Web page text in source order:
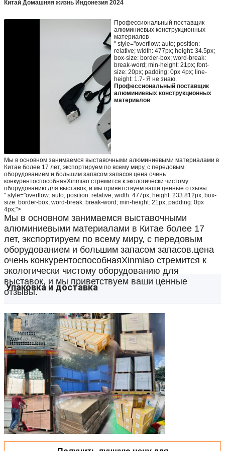
Китай Домашняя жизнь Индонезия 2024
Профессиональный поставщик
алюминиевых конструкционных
материалов
" style="overflow: auto; position:
relative; width: 477px; height: 34.5px;
box-size: border-box; word-break:
break-word; min-height: 21px; font-
size: 20px; padding: 0px 4px; line-
height: 1.7- Я не знаю.
Профессиональный поставщик
алюминиевых конструкционных
материалов
Мы в основном занимаемся выставочными алюминиевыми материалами в
Китае более 17 лет, экспортируем по всему миру, с передовым
оборудованием и большим запасом запасов.цена очень
конкурентоспособнаяXinmiao стремится к экологически чистому
оборудованию для выставок, и мы приветствуем ваши ценные отзывы.
" style="overflow: auto; position: relative; width: 477px; height: 233.812px; box-
size: border-box; word-break: break-word; min-height: 21px; padding: 0px
4px;">
Мы в основном занимаемся выставочными
алюминиевыми материалами в Китае более 17
лет, экспортируем по всему миру, с передовым
оборудованием и большим запасом запасов.цена
очень конкурентоспособнаяXinmiao стремится к
экологически чистому оборудованию для
выставок, и мы приветствуем ваши ценные
отзывы.
Упаковка и доставка